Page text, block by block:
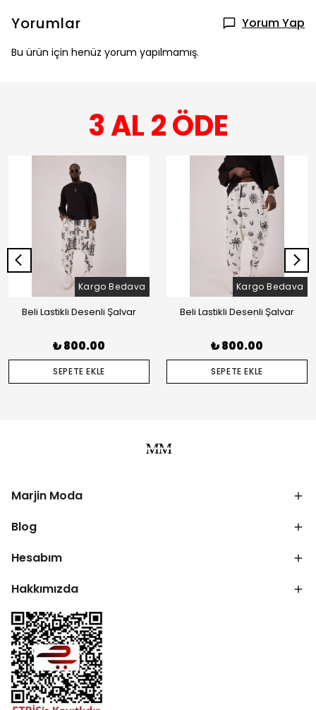
Yorumlar Yorum Yap
Bu ürün için henüz yorum yapılmamış.
3 AL 2 ÖDE
Kargo Bedava
Beli Lastikli Desenli Şalvar
₺ 800.00
SEPETE EKLE
Kargo Bedava
Beli Lastikli Desenli Şalvar
₺ 800.00
SEPETE EKLE
Marjin Moda
Blog
Hesabım
Hakkımızda